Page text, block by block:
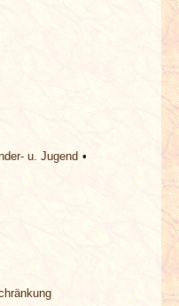
u. Jugend